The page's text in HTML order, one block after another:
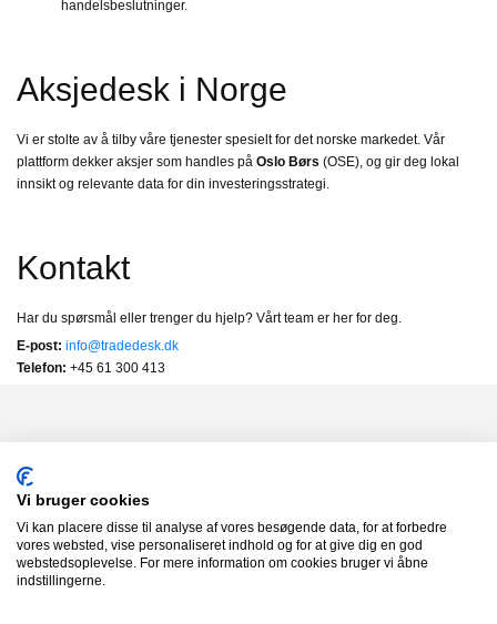
handelsbeslutninger.
Aksjedesk i Norge
Vi er stolte av å tilby våre tjenester spesielt for det norske markedet. Vår
plattform dekker aksjer som handles på Oslo Børs (OSE), og gir deg lokal
innsikt og relevante data for din investeringsstrategi.
Kontakt
Har du spørsmål eller trenger du hjelp? Vårt team er her for deg.
E-post: info@tradedesk.dk
Telefon: +45 61 300 413
Sektorer
Ofte stilte spørsmål
Vi bruger cookies
Vi kan placere disse til analyse af vores besøgende data, for at forbedre
vores websted, vise personaliseret indhold og for at give dig en god
webstedsoplevelse. For mere information om cookies bruger vi åbne
indstillingerne.